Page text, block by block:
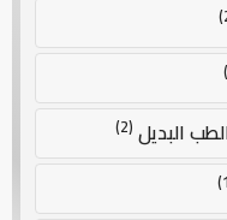
البديل (2)